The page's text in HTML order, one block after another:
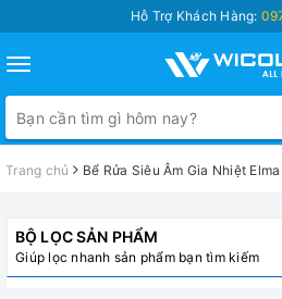
Hỗ Trợ Khách Hàng:
Toggle
navigation
Trang chủ Bể Rửa Siêu Âm Gia Nhiệt
BỘ LỌC SẢN PHẨM
Giúp lọc nhanh sản phẩm bạn tìm kiếm